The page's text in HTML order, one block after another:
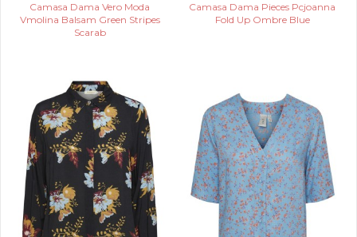
Camasa Dama Vero Moda
Vmolina Balsam Green Stripes
Scarab
Camasa Dama Pieces Pcjoanna
Fold Up Ombre Blue